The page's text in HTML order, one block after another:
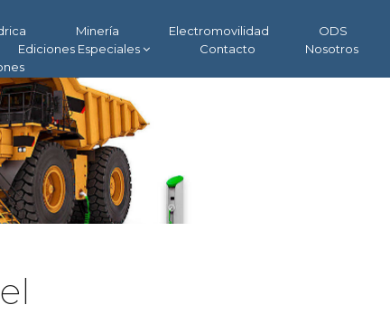
Minería Electromovilidad
ODS
Ediciones Especiales Contacto
Nosotros